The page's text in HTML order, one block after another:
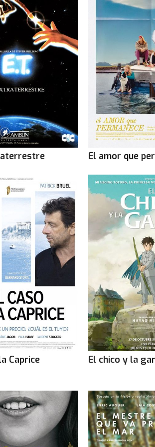
: 20.30 | 22.40
20.30 | 22.40
: 20.30 | 22.40
| 22.40
| 22.40
| 22.40
21.50
: 21.50
de Llobregat
: 11.45 | 16.50 | 19.20 | 21.50 |
| 16.50 | 19.20 | 21.50 | 21.20
: 11.45 | 16.50 | 19.20 | 21.50 |
| 16.50 | 19.20 | 21.50 | 21.20
| 16.50 | 19.15 | 21.50 | 21.20
| 16.50 | 19.15 | 21.50 | 21.20
El amor que
Caprice El chico y la